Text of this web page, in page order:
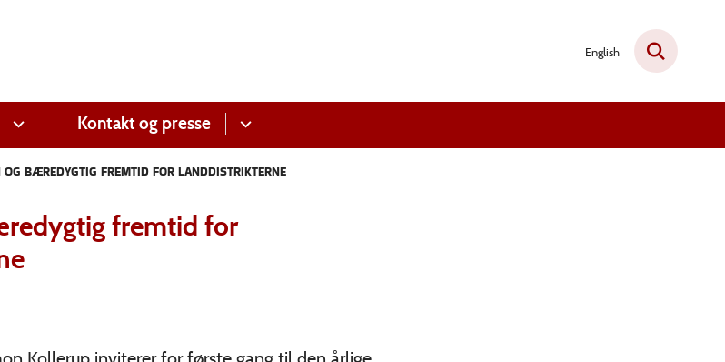
English
Kontakt og presse
BÆREDYGTIG FREMTID FOR LANDDISTRIKTERNE
fremtid for